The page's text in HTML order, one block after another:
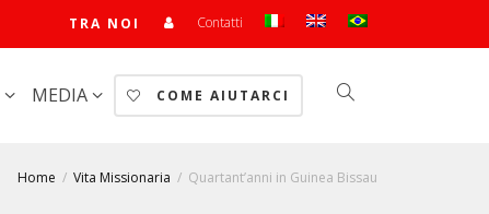
TRA NOI Contatti
MEDIA COME AIUTARCI
Home Vita Missionaria Quartant’anni in Guinea Bissau